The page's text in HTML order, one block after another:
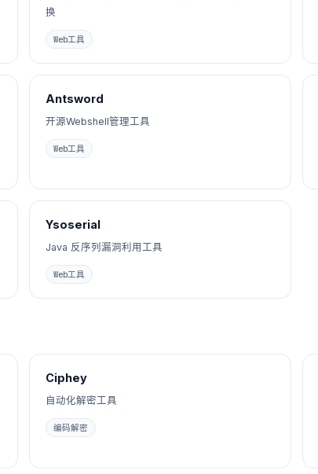
换
Web工具
Antsword
开源Webshell管理工具
Web工具
Ysoserial
Java 反序列漏洞利用工具
Web工具
Ciphey
自动化解密工具
编码解密